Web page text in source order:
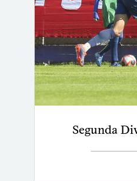
Segunda